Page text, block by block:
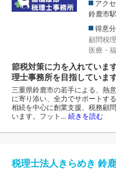
アク
鈴鹿市
得意
顧問税
医療・
節税対策に力を入れていま
理士事務所を目指しています
三重県鈴鹿市の若手による、熱
に寄り添い、全力でサポートす
相続を中心に創業支援、税務顧
います。フット… 続きを読む
税理士法人きらめき 鈴